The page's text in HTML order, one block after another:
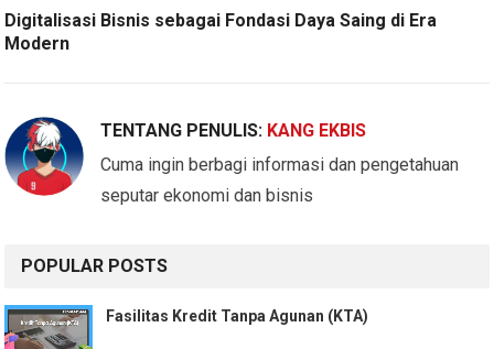
Digitalisasi Bisnis sebagai Fondasi Daya Saing di Era
Modern
TENTANG PENULIS: KANG EKBIS
Cuma ingin berbagi informasi dan pengetahuan
seputar ekonomi dan bisnis
POPULAR POSTS
Fasilitas Kredit Tanpa Agunan (KTA)